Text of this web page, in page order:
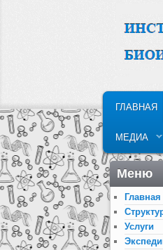
SKIP TO
SKIP TO
ГЛАВНАЯ
МЕДИА
Меню
Главная
Услуги